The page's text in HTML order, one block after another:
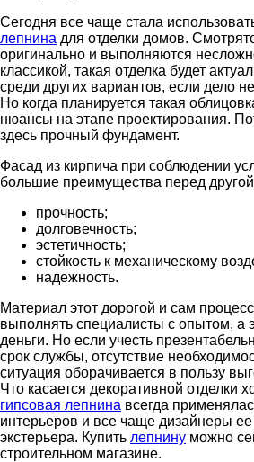
Сегодня все чаще стала
лепнина для отделки домов.
оригинально и выполняются
классикой, такая отделка будет
среди других вариантов, если дело
Но когда планируется такая
нюансы на этапе проектирования.
здесь прочный фундамент.
Фасад из кирпича при соблюдении
большие преимущества перед
прочность;
долговечность;
эстетичность;
стойкость к механическому
надежность.
Материал этот дорогой и сам
выполнять специалисты с опытом, а
деньги. Но если учесть
срок службы, отсутствие
ситуация оборачивается в пользу
Что касается декоративной отделки
гипсовая лепнина всегда
интерьеров и все чаще дизайнеры
экстерьера. Купить лепнину можно
строительном магазине.